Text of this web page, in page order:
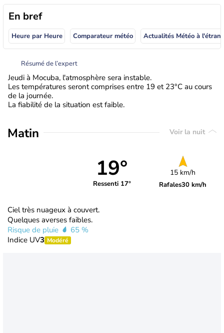
En bref
Heure par Heure Comparateur météo
Résumé de l’expert
Jeudi à Mocuba, l'atmosphère sera instable.
Les températures seront comprises entre 19 et 23°C au cours
de la journée.
La fiabilité de la situation est faible.
Matin Voir la nuit
19°
Ressenti 17°
15 km/h
Rafales30 km/h
Ciel très nuageux à couvert.
Quelques averses faibles.
Risque de pluie
65 %
Indice UV3 Modéré